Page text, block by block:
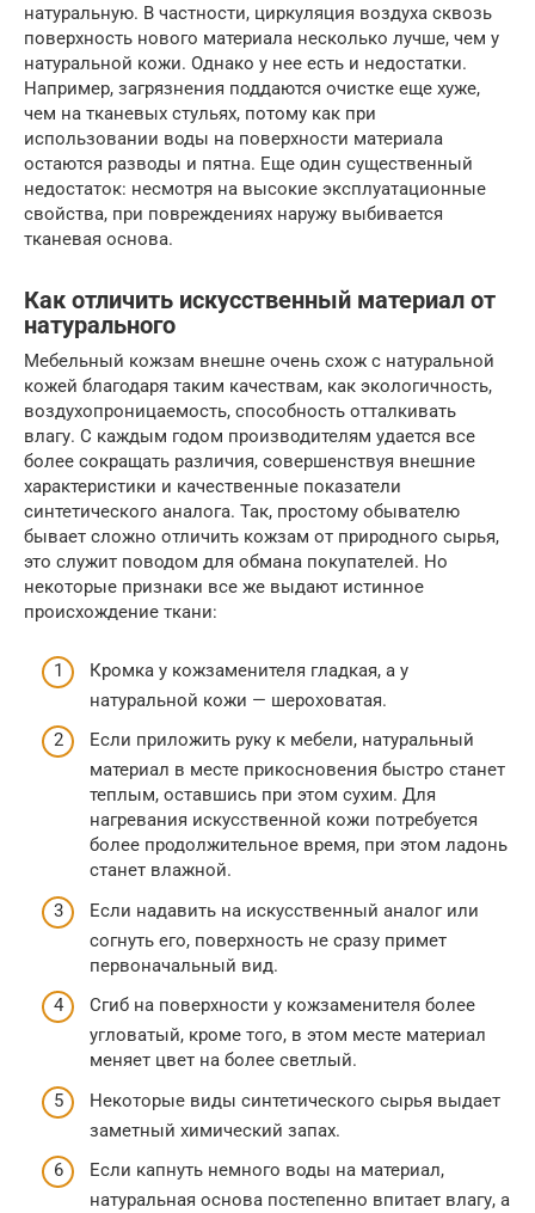
натуральную. В частности, циркуляция воздуха сквозь
поверхность нового материала несколько лучше, чем у
натуральной кожи. Однако у нее есть и недостатки.
Например, загрязнения поддаются очистке еще хуже,
чем на тканевых стульях, потому как при
использовании воды на поверхности материала
остаются разводы и пятна. Еще один существенный
недостаток: несмотря на высокие эксплуатационные
свойства, при повреждениях наружу выбивается
тканевая основа.
Как отличить искусственный материал от
натурального
Мебельный кожзам внешне очень схож с натуральной
кожей благодаря таким качествам, как экологичность,
воздухопроницаемость, способность отталкивать
влагу. С каждым годом производителям удается все
более сокращать различия, совершенствуя внешние
характеристики и качественные показатели
синтетического аналога. Так, простому обывателю
бывает сложно отличить кожзам от природного сырья,
это служит поводом для обмана покупателей. Но
некоторые признаки все же выдают истинное
происхождение ткани:
Кромка у кожзаменителя гладкая, а у
натуральной кожи — шероховатая.
Если приложить руку к мебели, натуральный
материал в месте прикосновения быстро станет
теплым, оставшись при этом сухим. Для
нагревания искусственной кожи потребуется
более продолжительное время, при этом ладонь
станет влажной.
Если надавить на искусственный аналог или
согнуть его, поверхность не сразу примет
первоначальный вид.
Сгиб на поверхности у кожзаменителя более
угловатый, кроме того, в этом месте материал
меняет цвет на более светлый.
Некоторые виды синтетического сырья выдает
заметный химический запах.
Если капнуть немного воды на материал,
натуральная основа постепенно впитает влагу, а